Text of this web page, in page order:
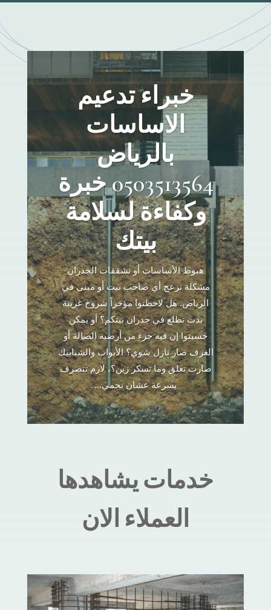
خبراء تدعيم
الاساسات
بالرياض
0503513564 خبرة
وكفاءة لسلامة
بيتك
هبوط الأساسات أو تشققات الجدران
مشكلة تزعج أي صاحب بيت أو مبنى في
الرياض. هل لاحظتوا مؤخراً شروخ غريبة
بدت تطلع في جدران بيتكم؟ أو يمكن
حسيتوا إن فيه جزء من أرضية الصالة أو
الغرف صار نازل شوي؟ الأبواب والشبابيك
صارت تعلق وما تسكر زين؟، لازم تتصرف
بسرعة عشان تحمي...
خدمات يشاهدها
العملاء الان